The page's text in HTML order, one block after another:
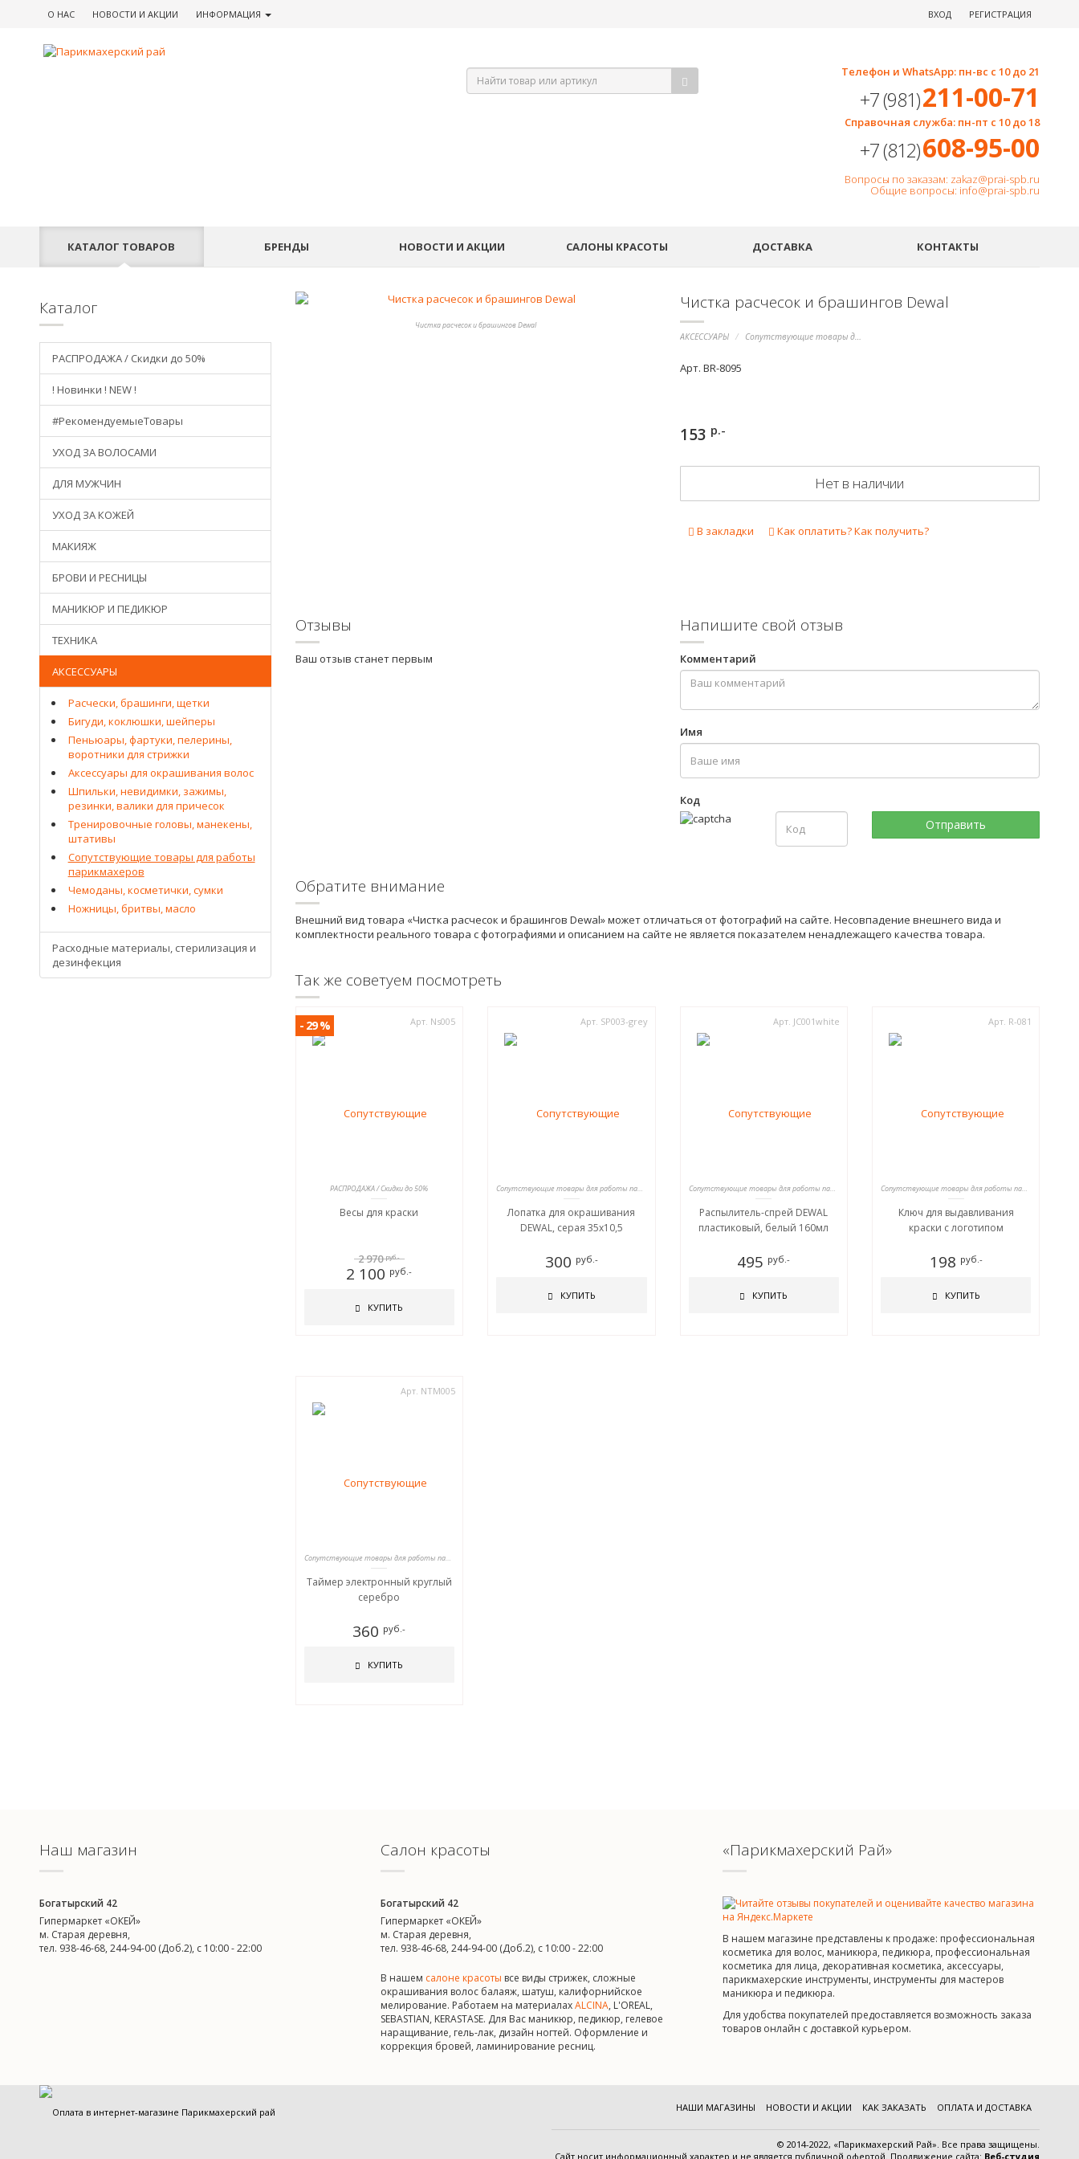
О НАС НОВОСТИ И АКЦИИ ИНФОРМАЦИЯ ВХОД РЕГИСТРАЦИЯ
Телефон и WhatsApp: пн-вс с 10 до 21
+7 (981)211-00-71
Справочная служба: пн-пт с 10 до 18
+7 (812)608-95-00
Вопросы по заказам: zakaz@prai-spb.ru
Общие вопросы: info@prai-spb.ru
КАТАЛОГ ТОВАРОВ БРЕНДЫ НОВОСТИ И АКЦИИ САЛОНЫ КРАСОТЫ ДОСТАВКА КОНТАКТЫ
Чистка расчесок и брашингов Dewal
Чистка расчесок и брашингов Dewal
АКСЕССУАРЫ Сопутствующие товары для работы парикмахеров
Арт. BR-8095
153 р.-
Нет в наличии
В закладки Как оплатить? Как получить?
Отзывы
Ваш отзыв станет первым
Напишите свой отзыв
Комментарий
Имя
Код
Обратите внимание
Внешний вид товара «Чистка расчесок и брашингов Dewal» может отличаться от фотографий на сайте. Несовпадение внешнего вида и
комплектности реального товара с фотографиями и описанием на сайте не является показателем ненадлежащего качества товара.
Так же советуем посмотреть
Арт. Ns005
- 29 %
РАСПРОДАЖА / Скидки до 50%
Весы для краски
2 970руб.-
2 100 руб.-
КУПИТЬ
Арт. SP003-grey
Сопутствующие товары для работы парикмахеров
Лопатка для окрашивания
DEWAL, серая 35х10,5
300 руб.-
КУПИТЬ
Арт. JC001white
Сопутствующие товары для работы парикмахеров
Распылитель-спрей DEWAL
пластиковый, белый 160мл
495 руб.-
КУПИТЬ
Арт. R-081
Сопутствующие товары для работы парикмахеров
Ключ для выдавливания
краски с логотипом
198 руб.-
КУПИТЬ
Арт. NTM005
Сопутствующие товары для работы парикмахеров
Таймер электронный круглый
серебро
360 руб.-
КУПИТЬ
Каталог
РАСПРОДАЖА / Скидки до 50%
! Новинки ! NEW !
#РекомендуемыеТовары
УХОД ЗА ВОЛОСАМИ
ДЛЯ МУЖЧИН
УХОД ЗА КОЖЕЙ
МАКИЯЖ
БРОВИ И РЕСНИЦЫ
МАНИКЮР И ПЕДИКЮР
ТЕХНИКА
АКСЕССУАРЫ
Расчески, брашинги, щетки
Бигуди, коклюшки, шейперы
Пеньюары, фартуки, пелерины,
воротники для стрижки
Аксессуары для окрашивания волос
Шпильки, невидимки, зажимы,
резинки, валики для причесок
Тренировочные головы, манекены,
штативы
Сопутствующие товары для работы
парикмахеров
Чемоданы, косметички, сумки
Ножницы, бритвы, масло
Расходные материалы, стерилизация и
дезинфекция
Наш магазин
Богатырский 42
Гипермаркет «ОКЕЙ»
м. Старая деревня,
тел. 938-46-68, 244-94-00 (Доб.2), c 10:00 - 22:00
Салон красоты
Богатырский 42
Гипермаркет «ОКЕЙ»
м. Старая деревня,
тел. 938-46-68, 244-94-00 (Доб.2), c 10:00 - 22:00
В нашем салоне красоты все виды стрижек, сложные
окрашивания волос балаяж, шатуш, калифорнийское
мелирование. Работаем на материалахALCINA, L'OREAL,
SEBASTIAN, KERASTASE. Для Вас маникюр, педикюр, гелевое
наращивание, гель-лак, дизайн ногтей. Оформление и
коррекция бровей, ламинирование ресниц.
«Парикмахерский Рай»
В нашем магазине представлены к продаже: профессиональная
косметика для волос, маникюра, педикюра, профессиональная
косметика для лица, декоративная косметика, аксессуары,
парикмахерские инструменты, инструменты для мастеров
маникюра и педикюра.
Для удобства покупателей предоставляется возможность заказа
товаров онлайн с доставкой курьером.
НАШИ МАГАЗИНЫ НОВОСТИ И АКЦИИ КАК ЗАКАЗАТЬ ОПЛАТА И ДОСТАВКА
© 2014-2022, «Парикмахерский Рай». Все права защищены.
Cайт носит информационный характер и не является публичной офертой Продвижение сайта: Веб-студия